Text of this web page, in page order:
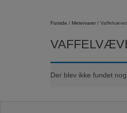
Forside / Metervarer /
Der blev ikke fundet